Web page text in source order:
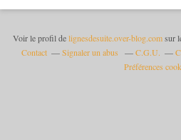
Voir le profil delignesdesuite.over-blog.comsur
Contact
Signaler un abus C.G.U.
Préférences